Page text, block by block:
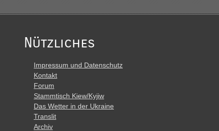
Nützliches
Impressum und Datenschutz
Kontakt
Forum
Stammtisch Kiew/Kyjiw
Das Wetter in der Ukraine
Translit
Archiv